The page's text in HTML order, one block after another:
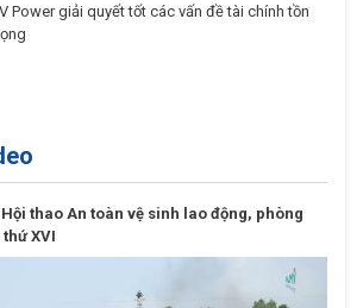
Power giải quyết tốt các vấn đề tài chính tồn
thao An toàn vệ sinh lao động, phòng
XVI